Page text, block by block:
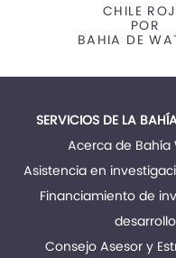
CHILE
POR
BAHIA DE
SERVICIOS DE LA
Acerca de Bahía
Asistencia en
Financiamiento de
desarrollo
Consejo Asesor y